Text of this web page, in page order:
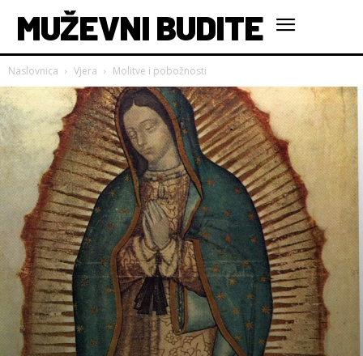
MUŽEVNI BUDITE
Naslovnica Vjera Molitve i pobožnosti